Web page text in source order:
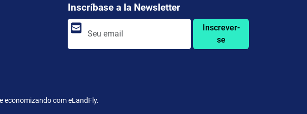
Inscríbase a la Newsletter
Inscrever-
se
economizando com eLandFly.